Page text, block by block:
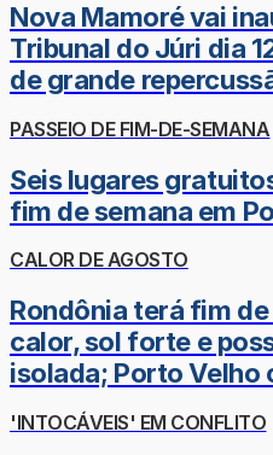
Nova Mamoré vai
Tribunal do Júri dia
de grande
PASSEIO DE FIM-DE-SEMANA
Seis lugares
fim de semana em
CALOR DE AGOSTO
Rondônia terá fim
calor, sol forte e
isolada; Porto Velho
'INTOCÁVEIS' EM CONFLITO